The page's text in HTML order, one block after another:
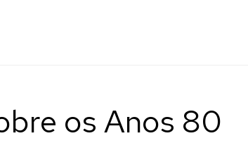
os Anos 80